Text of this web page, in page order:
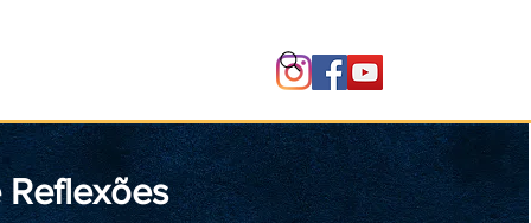
Reflexões